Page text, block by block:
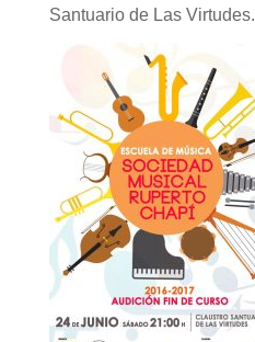
Santuario de Las Virtudes.